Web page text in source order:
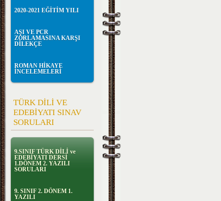
2020-2021 EĞİTİM YILI
AŞI VE PCR
ZORLAMASINA KARŞI
DİLEKÇE
ROMAN HİKAYE
İNCELEMELERİ
TÜRK DİLİ VE
EDEBİYATI SINAV
SORULARI
9.SINIF TÜRK DİLİ ve
EDEBİYATI DERSİ
1.DÖNEM 2. YAZILI
SORULARI
9. SINIF 2. DÖNEM 1.
YAZILI